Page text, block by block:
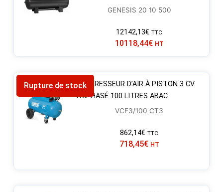
GENESIS 20 10 500
12142,13€ TTC
10118,44€ HT
Rupture de stockCOMPRESSEUR D’AIR À PISTON 3 CV
TRIPHASÉ 100 LITRES ABAC
VCF3/100 CT3
862,14€ TTC
718,45€ HT